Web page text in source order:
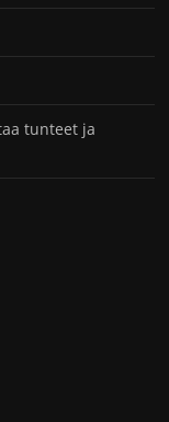
tunteet ja